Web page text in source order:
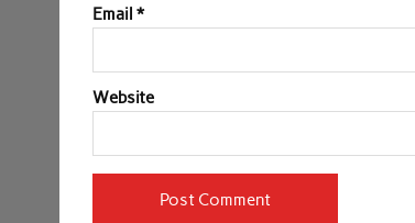
Email*
Website